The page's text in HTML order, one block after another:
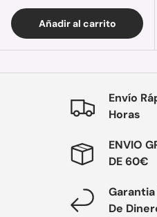
Añadir al carrito
Envío
Horas
ENVIO
DE 60€
De